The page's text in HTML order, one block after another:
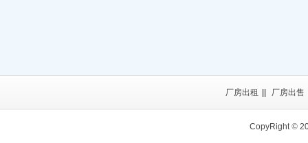
厂房出租 厂房出售
CopyRight©